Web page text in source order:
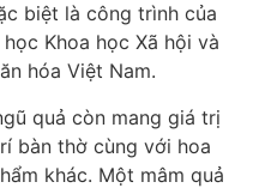
biệt là công trình của
Khoa học Xã hội và
hóa Việt Nam.
quả còn mang giá trị
bàn thờ cùng với hoa
khác. Một mâm quả